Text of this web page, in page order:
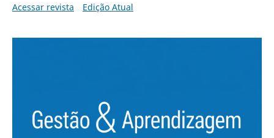
Acessar revista
Edição Atual